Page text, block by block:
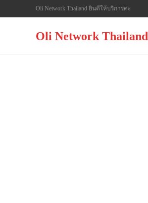
to
Oli Network Thailand ยินดีให้บริการค่ะ
Oli Network Thailand